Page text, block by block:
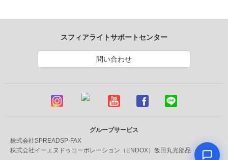
スフィアライトサポートセンター
問い合わせ
グループサービス
株式会社SPREADSP-FAX
株式会社イーエヌドゥコーポレーション（ENDOX） 飯田丸光部品